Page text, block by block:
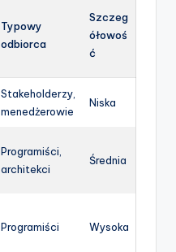
Typowy
odbiorca
Szczeg
ółowoś
ć
Stakeholderzy,
menedżerowie
Niska
Programiści,
architekci
Średnia
Programiści Wysoka